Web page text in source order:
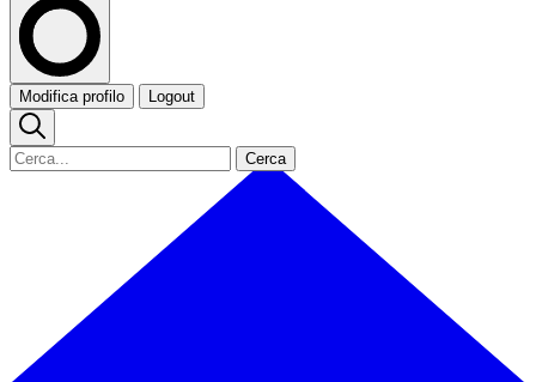
Modifica profilo Logout
Cerca